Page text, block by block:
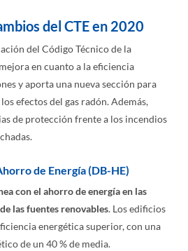
del CTE en 2020
del Código Técnico de la
en cuanto a la eficiencia
y aporta una nueva sección para
efectos del gas radón. Además,
de protección frente a los incendios
de Energía (DB-HE)
con el ahorro de energía en las
las fuentes renovables. Los edificios
energética superior, con una
de un 40 % de media.